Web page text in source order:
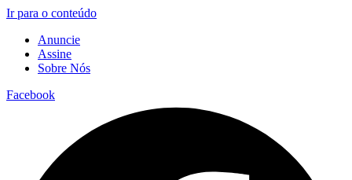
Ir para o conteúdo
Anuncie
Assine
Sobre Nós
Facebook